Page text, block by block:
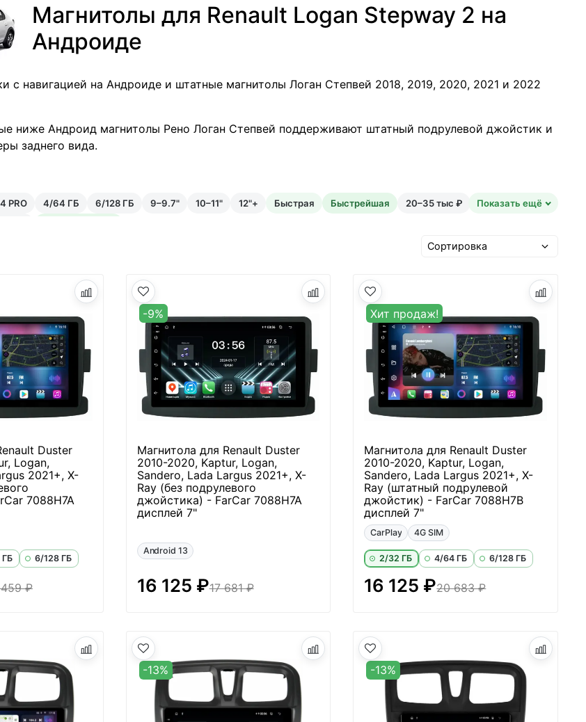
Магнитолы для Renault Logan Stepway 2 на
Андроиде
с навигацией на Андроиде и штатные магнитолы Логан Степвей 2018, 2019, 2020, 2021 и 2022
ниже Андроид магнитолы Рено Логан Степвей поддерживают штатный подрулевой джойстик и
заднего вида.
PRO 4/64 ГБ 6/128 ГБ 9–9.7" 10–11" 12"+ Быстрая Быстрейшая
20–35 тыс ₽
Показать ещё
Duster
Logan,
2021+, X-
7088H7A
6/128 ГБ
₽
-9%
Магнитола для Renault Duster
2010-2020, Kaptur, Logan,
Sandero, Lada Largus 2021+, X-
Ray (без подрулевого
джойстика) - FarCar 7088H7A
дисплей 7"
Android 13
17 681 ₽
16 125 ₽
Хит продаж!
Магнитола для Renault Duster
2010-2020, Kaptur, Logan,
Sandero, Lada Largus 2021+, X-
Ray (штатный подрулевой
джойстик) - FarCar 7088H7B
дисплей 7"
CarPlay 4G SIM
2/32 ГБ 4/64 ГБ 6/128 ГБ
16 125 ₽20 683 ₽
-13% -13%